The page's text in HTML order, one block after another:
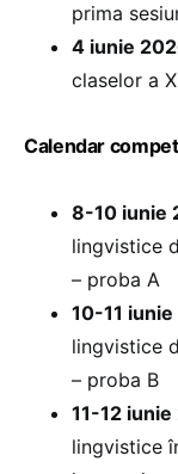
prima
4 iunie
claselor a
Calendar
8-10 iunie
lingvistice
– proba A
10-11
lingvistice
– proba B
11-12
lingvistice